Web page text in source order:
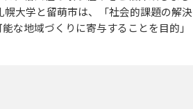
大学と留萌市は、「社会的課題の解決
な地域づくりに寄与することを目的」